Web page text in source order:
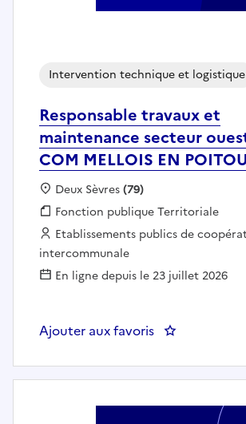
Responsable travaux et
maintenance secteur
COM MELLOIS EN
Intervention technique et logistique
Localisation :
Deux Sèvres(79)
Fonction publique :
Fonction publique Territoriale
Employeur :
Etablissements publics de
intercommunale
En ligne depuis le 23 juillet 2026
Ajouter aux favoris :